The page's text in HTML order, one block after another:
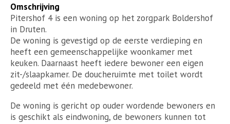
Omschrijving
Pitershof 4 is een woning op het zorgpark Boldershof
in Druten.
De woning is gevestigd op de eerste verdieping en
heeft een gemeenschappelijke woonkamer met
keuken. Daarnaast heeft iedere bewoner een eigen
zit-/slaapkamer. De doucheruimte met toilet wordt
gedeeld met één medebewoner.
De woning is gericht op ouder wordende bewoners en
is geschikt als eindwoning, de bewoners kunnen tot